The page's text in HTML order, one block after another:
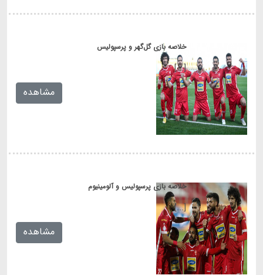
خلاصه بازی گل‌گهر و پرسپولیس
[...]
مشاهده
خلاصه بازی پرسپولیس و آلومینیوم
[...]
مشاهده